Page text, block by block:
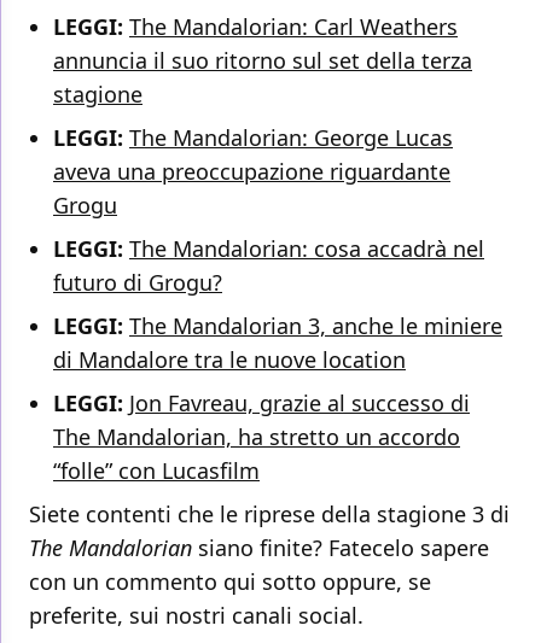
LEGGI: The Mandalorian: Carl Weathers
annuncia il suo ritorno sul set della terza
stagione
LEGGI: The Mandalorian: George Lucas
aveva una preoccupazione riguardante
Grogu
LEGGI: The Mandalorian: cosa accadrà nel
futuro di Grogu?
LEGGI: The Mandalorian 3, anche le miniere
di Mandalore tra le nuove location
LEGGI: Jon Favreau, grazie al successo di
The Mandalorian, ha stretto un accordo
“folle” con Lucasfilm
Siete contenti che le riprese della stagione 3 di
The Mandalorian siano finite? Fatecelo sapere
con un commento qui sotto oppure, se
preferite, sui nostri canali social.